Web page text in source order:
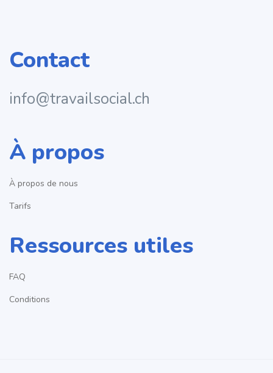
Contact
info@travailsocial.ch
À propos
À propos de nous
Tarifs
Ressources utiles
FAQ
Conditions